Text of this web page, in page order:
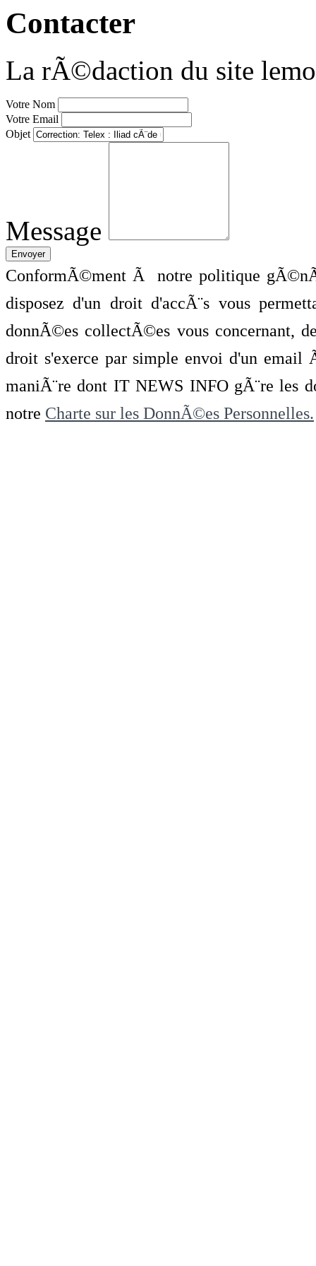
Contacter
La rÃ©daction du site
Votre Nom
Votre Email
Objet
Message
ConformÃ©ment Ã notre politique
disposez d'un droit d'accÃ¨s vous
donnÃ©es collectÃ©es vous concernant,
droit s'exerce par simple envoi d'un
maniÃ¨re dont IT NEWS INFO gÃ¨re les
notre Charte sur les DonnÃ©es Personnelles.